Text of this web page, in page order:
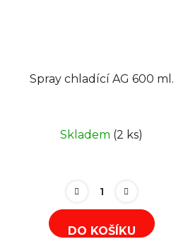
Spray chladící AG 600 ml.
Skladem (2 ks)
DO KOŠÍKU